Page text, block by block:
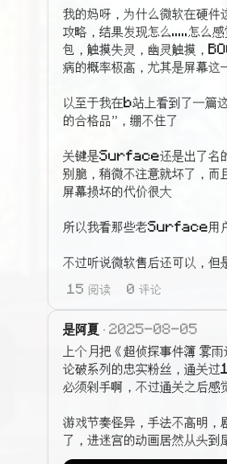
我的妈呀，为什么微软在硬
攻略，结果发现怎么.....怎么
包，触摸失灵，幽灵触摸，
病的概率极高，尤其是屏幕这
以至于我在b站上看到了一
的合格品”，绷不住了
关键是Surface还是出了名的
别脆，稍微不注意就坏了，
屏幕损坏的代价很大
所以我看那些老Surface用
不过听说微软售后还可以，但
15 阅读 0 评论
是阿夏
2025-08-05
上个月把《超侦探事件簿 雾
论破系列的忠实粉丝，通关
必须剁手啊，不过通关之后感
游戏节奏怪异，手法不高明，
了，进迷宫的动画居然从头到